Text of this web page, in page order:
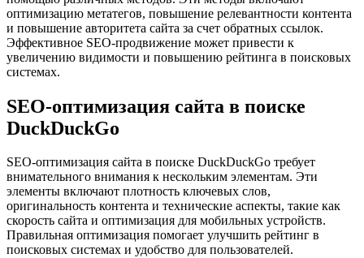
оптимизацию метатегов, повышение релевантности контента
и повышение авторитета сайта за счет обратных ссылок.
Эффективное SEO-продвижение может привести к
увеличению видимости и повышению рейтинга в поисковых
системах.
SEO-оптимизация сайта в поиске
DuckDuckGo
SEO-оптимизация сайта в поиске DuckDuckGo требует
внимательного внимания к нескольким элементам. Эти
элементы включают плотность ключевых слов,
оригинальность контента и технические аспекты, такие как
скорость сайта и оптимизация для мобильных устройств.
Правильная оптимизация помогает улучшить рейтинг в
поисковых системах и удобство для пользователей.